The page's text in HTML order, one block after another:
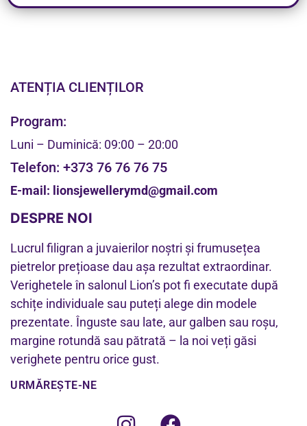
ATENȚIA CLIENȚILOR
Program:
Luni – Duminică: 09:00 – 20:00
Telefon: +373 76 76 76 75
E-mail: lionsjewellerymd@gmail.com
DESPRE NOI
Lucrul filigran a juvaierilor noștri și frumusețea
pietrelor prețioase dau așa rezultat extraordinar.
Verighetele în salonul Lion’s pot fi executate după
schițe individuale sau puteți alege din modele
prezentate. Înguste sau late, aur galben sau roșu,
margine rotundă sau pătrată – la noi veți găsi
verighete pentru orice gust.
URMĂREȘTE-NE